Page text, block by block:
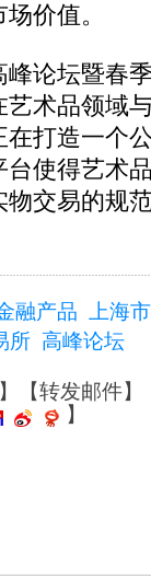
价值。
论坛暨春
术品领域
打造一个
使得艺术
交易的规
融产品
上海
所 高峰论坛
【转发邮件】
】